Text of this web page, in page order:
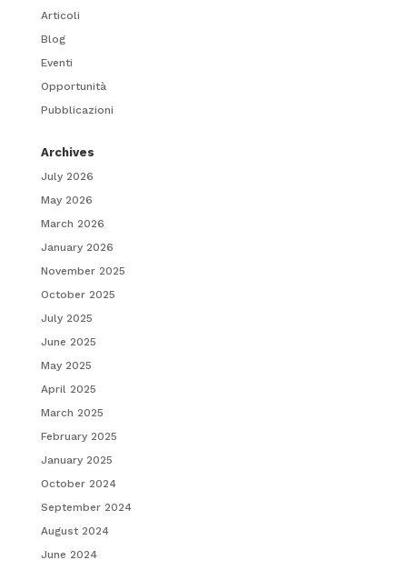
Articoli
Blog
Eventi
Opportunità
Pubblicazioni
Archives
July 2026
May 2026
March 2026
January 2026
November 2025
October 2025
July 2025
June 2025
May 2025
April 2025
March 2025
February 2025
January 2025
October 2024
September 2024
August 2024
June 2024